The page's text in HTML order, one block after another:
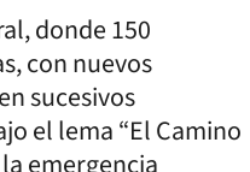
donde 150
con nuevos
sucesivos
el lema “El Camino